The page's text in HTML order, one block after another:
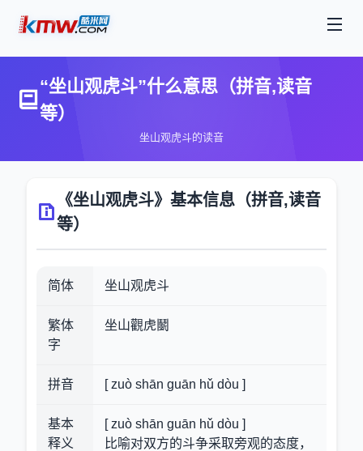
“坐山观虎斗”什么意思（拼音,读音
等）
坐山观虎斗的读音
《坐山观虎斗》基本信息（拼音,读音
等）
简体 坐山观虎斗
繁体
字
坐山觀虎鬭
拼音 [ zuò shān guān hǔ dòu ]
基本
释义
[ zuò shān guān hǔ dòu ]
比喻对双方的斗争采取旁观的态度，